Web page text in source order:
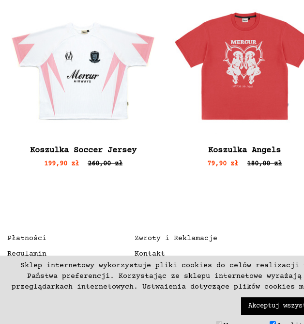
Sklep internetowy wykorzystuje pliki cookies do celów realizacji
Państwa preferencji. Korzystając ze sklepu internetowe wyrażają
przeglądarkach internetowych. Ustwaienia dotyczące plików
Akceptuj
Koszulka Soccer Jersey
199,90 zł 260,00 zł
Koszulka Angels
79,90 zł 180,00 zł
Płatności
Regulamin
Polityka prywatności
Deklaracja dostępności
Zwroty i Reklamacje
Kontakt
O nas
(C) 2003-2026 Copyright mercurproject.com. Wszelkie prawa zastrzeżone. Wykonanie